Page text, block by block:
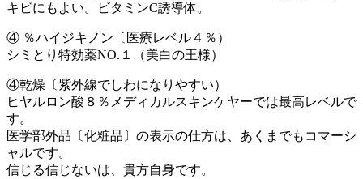
キビにもよい。ビタミンC誘導体。
④ ％ハイジキノン〔医療レベル４％）
シミとり特効薬NO.１（美白の王様）
④乾燥〔紫外線でしわになりやすい）
ヒヤルロン酸８％メディカルスキンケヤーでは最高レベルで
す。
医学部外品〔化粧品〕の表示の仕方は、あくまでもコマーシ
ャルです。
信じる信じないは、貴方自身です。